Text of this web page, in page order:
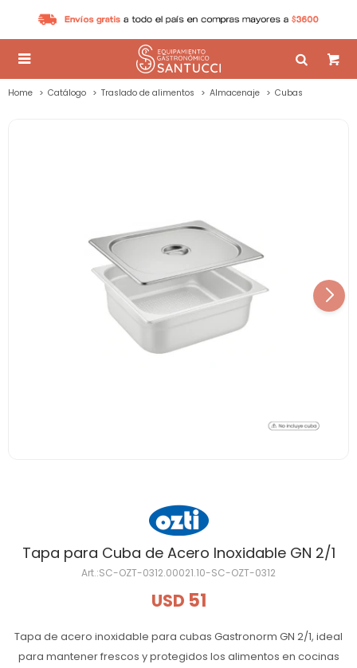

Home Catálogo Traslado de alimentos Almacenaje Cubas
Tapa para Cuba de Acero Inoxidable GN 2/1
SC-OZT-0312.00021.10-SC-OZT-0312
USD 51
Tapa de acero inoxidable para cubas Gastronorm GN 2/1, ideal
para mantener frescos y protegidos los alimentos en cocinas